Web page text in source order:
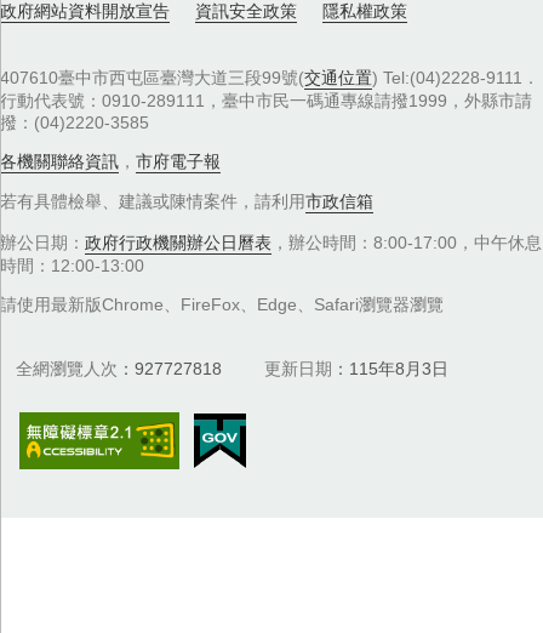
政府網站資料開放宣告 資訊安全政策 隱私權政策
407610臺中市西屯區臺灣大道三段99號(交通位置) Tel:(04)2228-9111．
行動代表號：0910-289111，臺中市民一碼通專線請撥1999，外縣市請
撥：(04)2220-3585
各機關聯絡資訊 ， 市府電子報
若有具體檢舉、建議或陳情案件，請利用市政信箱
辦公日期： 政府行政機關辦公日曆表 ，辦公時間：8:00-17:00，中午休息
時間：12:00-13:00
請使用最新版Chrome、FireFox、Edge、Safari瀏覽器瀏覽
全網瀏覽人次 927727818 更新日期 115年8月3日